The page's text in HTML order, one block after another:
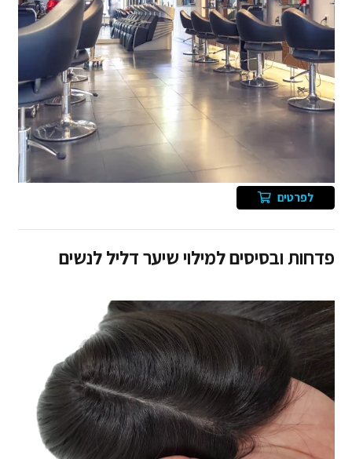
לפרטים
פדחות ובסיסים למילוי שיער דליל לנשים